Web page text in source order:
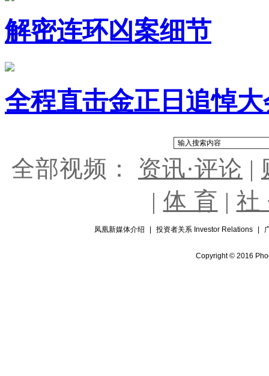
解密连环凶案细节
全程直击金正日追悼大
全部视频： 资讯·评论 |
| 体 育 | 社
凤凰新媒体介绍 投资者关系 Investor Relations
Copyright © 2016